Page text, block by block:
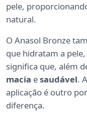
pele,
natural.
O Anasol Bronze
que hidratam a
significa que, além
macia esaudável.
aplicação é outro
diferença.